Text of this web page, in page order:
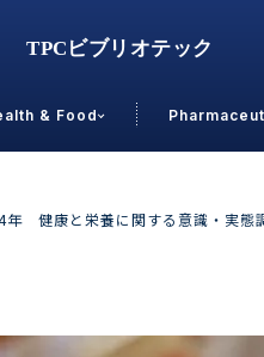
& Food
詳しく
健康と栄養に関する意識・実態